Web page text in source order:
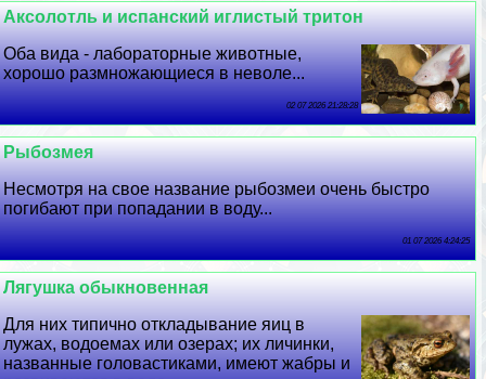
Аксолотль и испанский иглистый тритон
Оба вида - лабораторные животные,
хорошо размножающиеся в неволе...
02 07 2026 21:28:28
Рыбозмея
Несмотря на свое название рыбозмеи очень быстро
погибают при попадании в воду...
01 07 2026 4:24:25
Лягушка обыкновенная
Для них типично откладывание яиц в
лужах, водоемах или озерах; их личинки,
названные головастиками, имеют жабры и